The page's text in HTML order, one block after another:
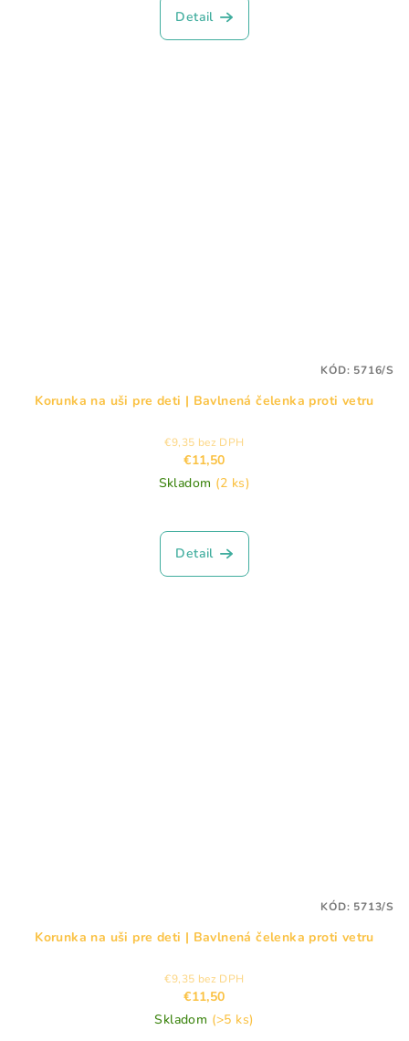
Detail
Korunka na uši pre deti | Bavlnená čelenka proti vetru
€9,35 bez DPH
€11,50
Skladom (2 ks)
Detail
KÓD: 5716/S
Korunka na uši pre deti | Bavlnená čelenka proti vetru
€9,35 bez DPH
€11,50
Skladom (>5 ks)
KÓD: 5713/S